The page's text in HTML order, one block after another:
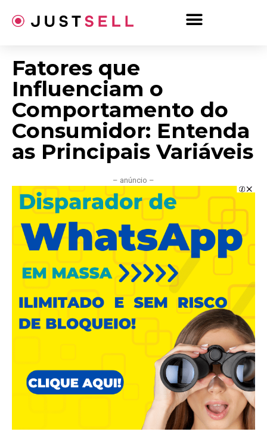
para
Fatores que
Influenciam o
Comportamento do
Consumidor: Entenda
as Principais Variáveis
– anúncio –